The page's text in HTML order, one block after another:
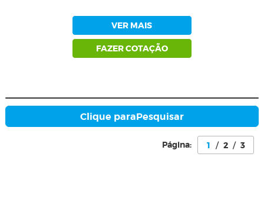
VER MAIS
FAZER COTAÇÃO
Clique paraPesquisar
Página: 1 / 2 / 3